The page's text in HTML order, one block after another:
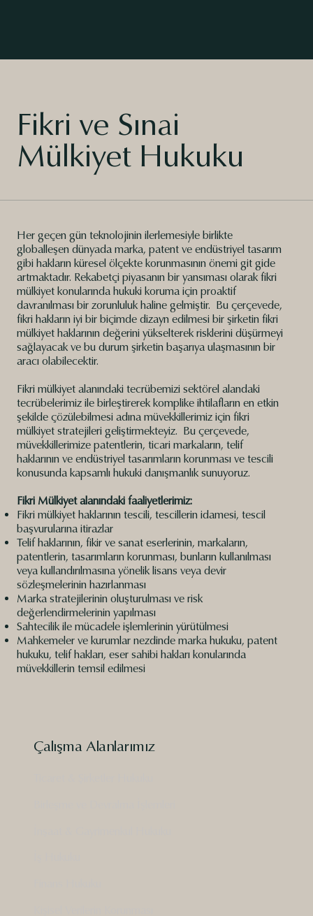
Her geçen gün teknolojinin ilerlemesiyle birlikte
globalleşen dünyada marka, patent ve endüstriyel tasarım
gibi hakların küresel ölçekte korunmasının önemi git gide
artmaktadır. Rekabetçi piyasanın bir yansıması olarak fikri
mülkiyet konularında hukuki koruma için proaktif
davranılması bir zorunluluk haline gelmiştir. Bu çerçevede,
fikri hakların iyi bir biçimde dizayn edilmesi bir şirketin fikri
mülkiyet haklarının değerini yükselterek risklerini düşürmeyi
sağlayacak ve bu durum şirketin başarıya ulaşmasının bir
aracı olabilecektir.
Fikri mülkiyet alanındaki tecrübemizi sektörel alandaki
tecrübelerimiz ile birleştirerek komplike ihtilafların en etkin
şekilde çözülebilmesi adına müvekkillerimiz için fikri
mülkiyet stratejileri geliştirmekteyiz. Bu çerçevede,
müvekkillerimize patentlerin, ticari markaların, telif
haklarının ve endüstriyel tasarımların korunması ve tescili
konusunda kapsamlı hukuki danışmanlık sunuyoruz.
Fikri Mülkiyet alanındaki faaliyetlerimiz:
Fikri mülkiyet haklarının tescili, tescillerin idamesi, tescil
başvurularına itirazlar
Telif haklarının, fikir ve sanat eserlerinin, markaların,
patentlerin, tasarımların korunması, bunların kullanılması
veya kullandırılmasına yönelik lisans veya devir
sözleşmelerinin hazırlanması
Marka stratejilerinin oluşturulması ve risk
değerlendirmelerinin yapılması
Sahtecilik ile mücadele işlemlerinin yürütülmesi
Mahkemeler ve kurumlar nezdinde marka hukuku, patent
hukuku, telif hakları, eser sahibi hakları konularında
müvekkillerin temsil edilmesi
Çalışma Alanlarımız
Fikri ve Sınai
Mülkiyet Hukuku